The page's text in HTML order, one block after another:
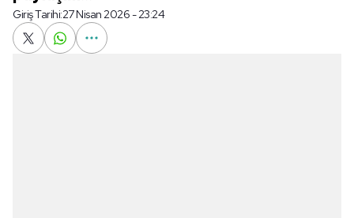
Giriş Tarihi:27 Nisan 2026 - 23:24